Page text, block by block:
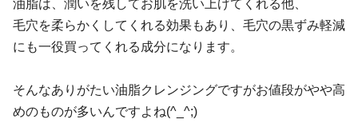
油脂は、潤いを残してお肌を洗い上げてくれる他、
毛穴を柔らかくしてくれる効果もあり、毛穴の黒ずみ軽減
にも一役買ってくれる成分になります。
そんなありがたい油脂クレンジングですがお値段がやや高
めのものが多いんですよね(^_^;)